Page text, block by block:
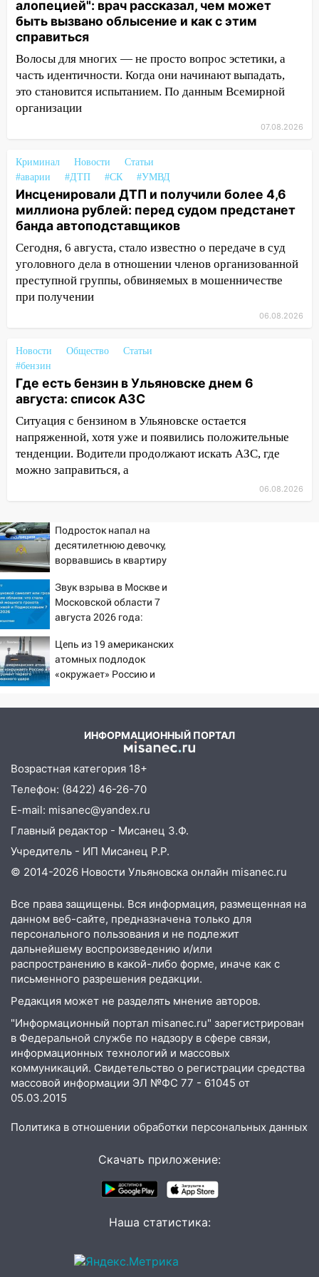
12:20 В Чердаклинском районе
столкнулись «Лада» и Chevrolet:
пострадал 14-летний подросток
12:00 Где есть бензин в Ульяновске 7
августа: список АЗС
11:50 Заснул рядом с ребёнком и
11:38
В Ленинском районе пожар
полностью уничтожил дачный дом и
сарай
11:38 В Госдуме предложили отменить
ЕГЭ с 2027 года
11:25 В Ульяновске ИИ будет выявлять
нарушителей на контейнерных
площадках
золота в составе сборной мира
11:16 В Ульяновске открыли памятную
доску декабристу Кондратию Рылееву
10:40 В Ульяновске спасатели ночью
нашли потерявшегося в заброшенных
садах 79-летнего мужчину
На нескольких улицах Ульяновска
10:14
В Ульяновске двоих участников
коррупционной схемы при ЦГКБ
отправили в колонию на 7 и 8 лет
09:52
Ночью беспилотники сбили над
соседними Татарстаном и Саратовской
областью
09:41
Диана Шурыгина уверовала в
Бога в СИЗО
09:35
В Ульяновске директора фирмы
млн рублей
Подросток на питбайке сбил
велосипедистку: пострадали двое
07:20
Жара возвращается: ожидается
знойный и сухой четверг
06:00
Под Ульяновском при развороте
пострадал 38-летний водитель
иномарки
05:00 «Каждая пятая женщина и каждый
второй мужчина в мире сталкиваются с
алопецией»: врач рассказал, чем может
быть вызвано облысение и как с этим
справиться
03:30 Гороскоп на 7 августа: пятница
принесет прилив творческой энергии и
отличные шансы исправить старые
ошибки
06.08.2026
23:20 Прогноз погоды на 7 августа в
Ульяновской области
20:04 Ульяновцев приглашают на забег,
России
В Ульяновской области
наказали за сокрытие прошлого своего
алопецией": врач рассказал, чем может
быть вызвано облысение и как с этим
справиться
Волосы для многих — не просто вопрос эстетики, а
часть идентичности. Когда они начинают выпадать,
это становится испытанием. По данным Всемирной
организации
07.08.2026
Криминал Новости
Статьи
#аварии
#ДТП #СК #УМВД
Инсценировали ДТП и получили более 4,6
миллиона рублей: перед судом предстанет
банда автоподставщиков
Сегодня, 6 августа, стало известно о передаче в суд
уголовного дела в отношении членов организованной
преступной группы, обвиняемых в мошенничестве
при получении
06.08.2026
Новости Общество
Статьи
#бензин
Где есть бензин в Ульяновске днем 6
августа: список АЗС
Ситуация с бензином в Ульяновске остается
напряженной, хотя уже и появились положительные
тенденции. Водители продолжают искать АЗС, где
можно заправиться, а
06.08.2026
Подросток напал на
десятилетнюю девочку,
ворвавшись в квартиру
Звук взрыва в Москве и
Московской области 7
августа 2026 года:
откуда был громкий
хлопок
Цепь из 19 американских
атомных подлодок
«окружает» Россию и
ИНФОРМАЦИОННЫЙ ПОРТАЛ
Возрастная категория 18+
Телефон: (8422) 46-26-70
E-mail: misanec@yandex.ru
Главный редактор - Мисанец З.Ф.
Учредитель - ИП Мисанец Р.Р.
© 2014-2026 Новости Ульяновска онлайн misanec.ru
Все права защищены. Вся информация, размещенная на
данном веб-сайте, предназначена только для
персонального пользования и не подлежит
дальнейшему воспроизведению и/или
распространению в какой-либо форме, иначе как с
письменного разрешения редакции.
Редакция может не разделять мнение авторов.
"Информационный портал misanec.ru" зарегистрирован
в Федеральной службе по надзору в сфере связи,
информационных технологий и массовых
коммуникаций. Свидетельство о регистрации средства
массовой информации ЭЛ №ФС 77 - 61045 от
05.03.2015
Политика в отношении обработки персональных данных
Скачать приложение:
Наша статистика: